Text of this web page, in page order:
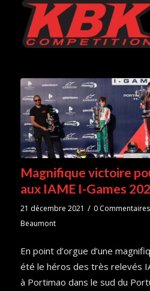
Magnifique victoire
aux IAME I-Games
21 décembre 2021 / 0 Commentaires
Beaumont
En point d’orgue d’une
été le héros des très relevés
à Portimao dans le sud du